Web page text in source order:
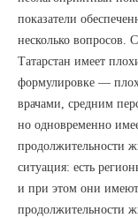
показатели
несколько вопросов.
Татарстан имеет
формулировке —
врачами, средним
но одновременно
продолжительности
ситуация: есть
и при этом они
продолжительности